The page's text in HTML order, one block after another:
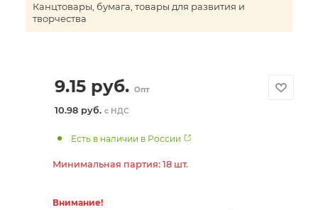
Канцтовары, бумага, товары для развития и
творчества
9.15руб. Опт
10.98 руб. с НДС
Есть в наличии в России
Минимальная партия: 18 шт.
Внимание!